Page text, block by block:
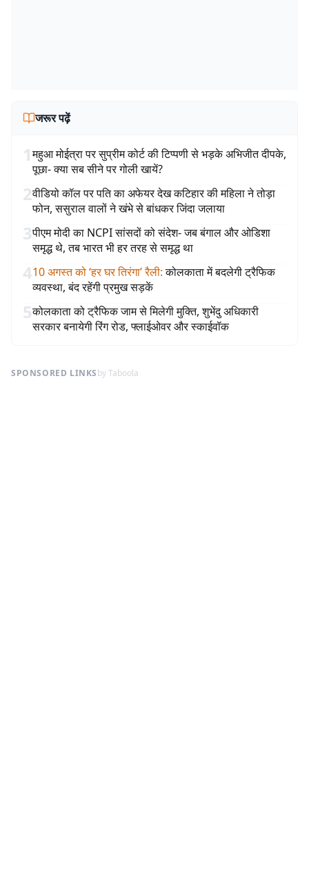
जरूर पढ़ें
1महुआ मोईत्रा पर सुप्रीम कोर्ट की टिप्पणी से भड़के अभिजीत दीपके,
पूछा- क्या सब सीने पर गोली खायें?
2वीडियो कॉल पर पति का अफेयर देख कटिहार की महिला ने तोड़ा
फोन, ससुराल वालों ने खंभे से बांधकर जिंदा जलाया
3पीएम मोदी का NCPI सांसदों को संदेश- जब बंगाल और ओडिशा
समृद्ध थे, तब भारत भी हर तरह से समृद्ध था
410 अगस्त को ‘हर घर तिरंगा’ रैली: कोलकाता में बदलेगी ट्रैफिक
व्यवस्था, बंद रहेंगी प्रमुख सड़कें
5कोलकाता को ट्रैफिक जाम से मिलेगी मुक्ति, शुभेंदु अधिकारी
सरकार बनायेगी रिंग रोड, फ्लाईओवर और स्काईवॉक
SPONSORED LINKSby Taboola